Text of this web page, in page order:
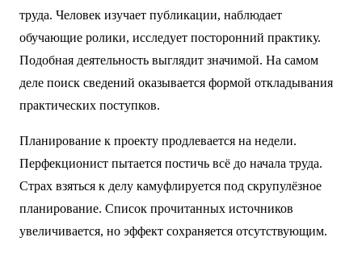
труда. Человек изучает публикации, наблюдает
обучающие ролики, исследует посторонний практику.
Подобная деятельность выглядит значимой. На самом
деле поиск сведений оказывается формой откладывания
практических поступков.
Планирование к проекту продлевается на недели.
Перфекционист пытается постичь всё до начала труда.
Страх взяться к делу камуфлируется под скрупулёзное
планирование. Список прочитанных источников
увеличивается, но эффект сохраняется отсутствующим.